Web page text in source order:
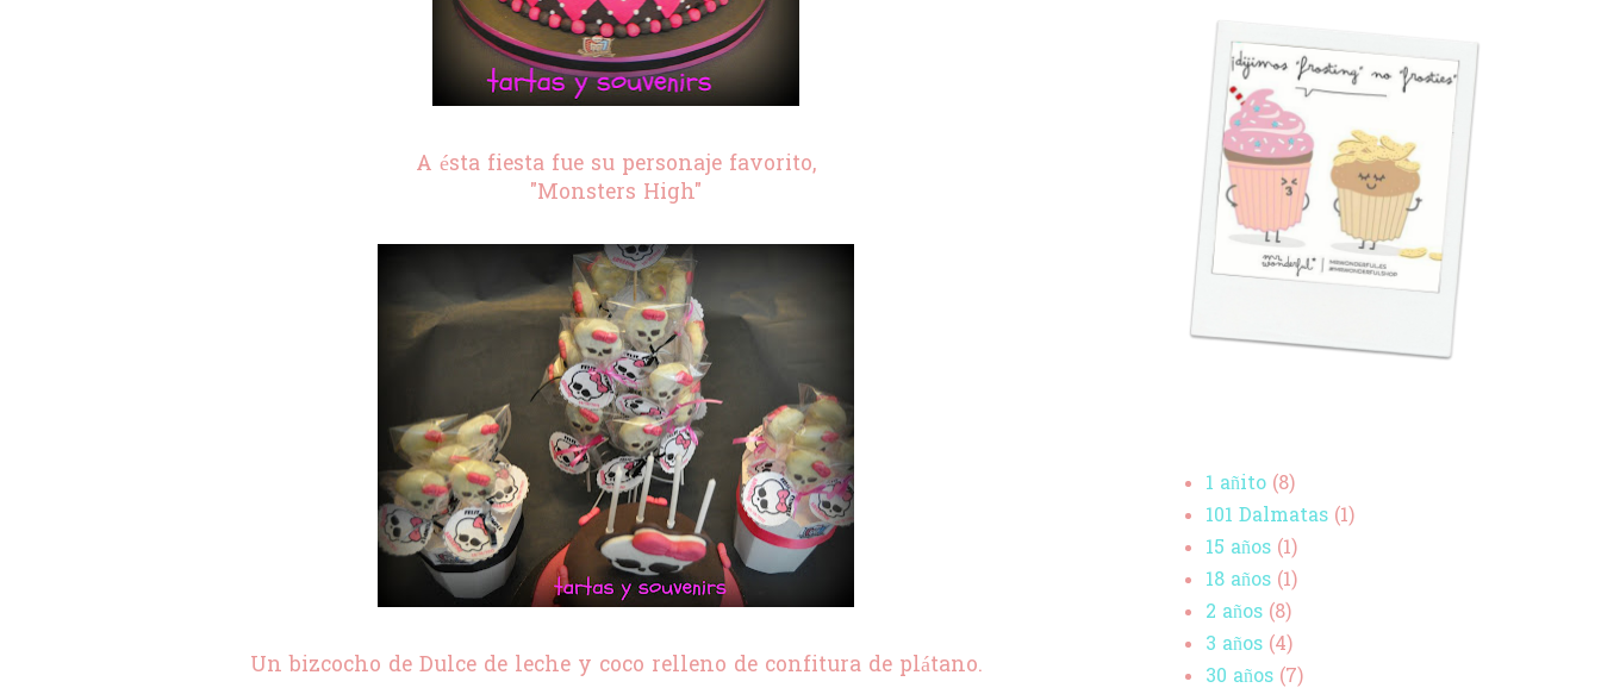
A ésta fiesta fue su personaje favorito,
"Monsters High"
Un bizcocho de Dulce de leche y coco relleno de confitura de plátano.
1 añito (8)
101 Dalmatas (1)
15 años (1)
18 años (1)
2 años (8)
3 años (4)
30 años (7)